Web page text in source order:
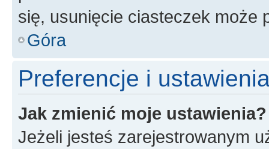
się, usunięcie ciasteczek może
Góra
Preferencje i
Jak zmienić moje ustawienia?
Jeżeli jesteś zarejestrowanym